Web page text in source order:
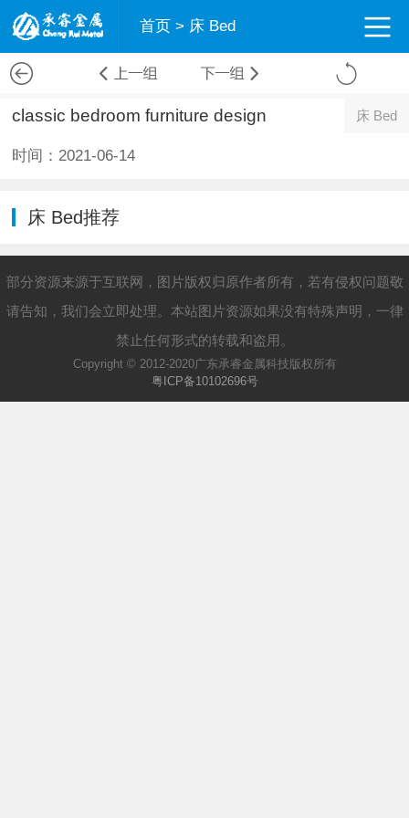
首页> 床 Bed
classic bedroom furniture design 床 Bed
时间：2021-06-14
床 Bed推荐
部分资源来源于互联网，图片版权归原作者所有，若有侵权问题敬
请告知，我们会立即处理。本站图片资源如果没有特殊声明，一律
禁止任何形式的转载和盗用。
Copyright © 2012-2020广东承睿金属科技版权所有
粤ICP备10102696号